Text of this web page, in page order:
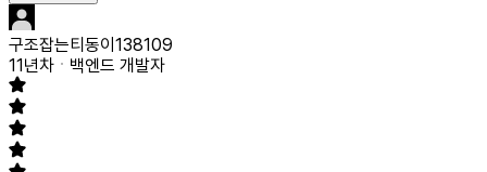
구조잡는티동이138109
11년차
백엔드 개발자